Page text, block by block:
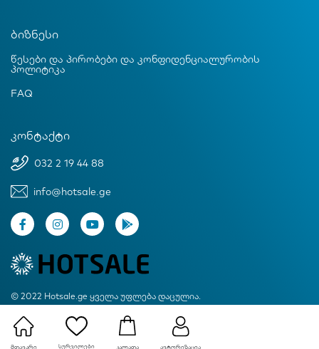
მთავარი სურვილები კალათა ავტორიზაცია
ბიზნესი
წესები და პირობები და კონფიდენციალურობის
პოლიტიკა
FAQ
კონტაქტი
032 2 19 44 88
info@hotsale.ge
© 2022 Hotsale.ge ყველა უფლება დაცულია.
Created by Proservice